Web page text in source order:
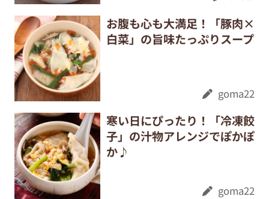
お腹も心も大満足！「豚肉×
白菜」の旨味たっぷりスープ
goma22
寒い日にぴったり！「冷凍餃
子」の汁物アレンジでぽかぽ
か♪
goma22